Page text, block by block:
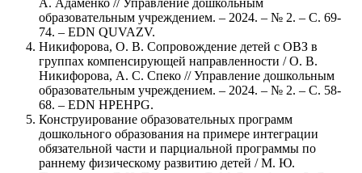
образовательным учреждением. – 2024. – № 2. – С. 69-
74. – EDN QUVAZV.
Никифорова, О. В. Сопровождение детей с ОВЗ в
группах компенсирующей направленности / О. В.
Никифорова, А. С. Спеко // Управление дошкольным
образовательным учреждением. – 2024. – № 2. – С. 58-
68. – EDN HPEHPG.
Конструирование образовательных программ
дошкольного образования на примере интеграции
обязательной части и парциальной программы по
раннему физическому развитию детей / М. Ю.